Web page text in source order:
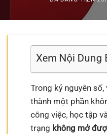
Xem Nội Dung
Trong kỷ nguyên
thành một phần
công việc, học tập
trạng không mở